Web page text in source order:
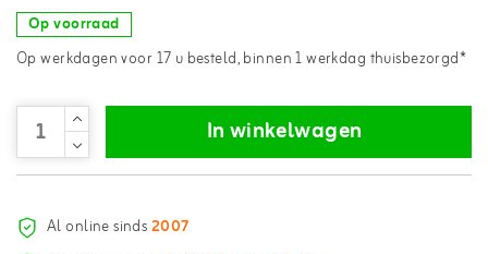
Op voorraad
Op werkdagen voor 17 u besteld, binnen 1 werkdag thuisbezorgd*
In winkelwagen
Al online sinds2007